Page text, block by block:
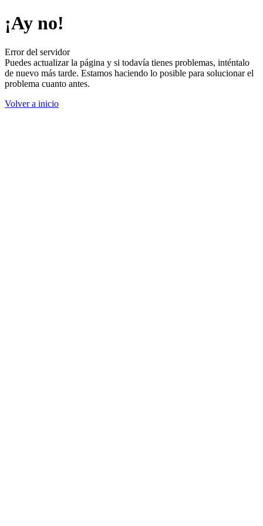
¡Ay no!
Error del servidor
Puedes actualizar la página y si todavía tienes problemas, inténtalo
de nuevo más tarde. Estamos haciendo lo posible para solucionar el
problema cuanto antes.
Volver a inicio